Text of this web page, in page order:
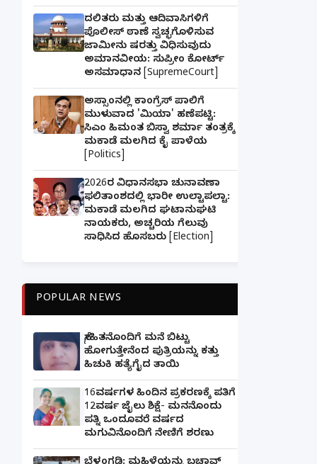
ದಲಿತರು ಮತ್ತು ಆದಿವಾಸಿಗಳಿಗೆ
ಪೊಲೀಸ್ ಠಾಣೆ ಸ್ವಚ್ಛಗೊಳಿಸುವ
ಜಾಮೀನು ಷರತ್ತು ವಿಧಿಸುವುದು
ಅಮಾನವೀಯ: ಸುಪ್ರೀಂ ಕೋರ್ಟ್
ಅಸಮಾಧಾನ [SupremeCourt]
ಅಸ್ಸಾಂನಲ್ಲಿ ಕಾಂಗ್ರೆಸ್ ಪಾಲಿಗೆ
ಮುಳುವಾದ 'ಮಿಯಾ' ಹಣೆಪಟ್ಟಿ:
ಸಿಎಂ ಹಿಮಂತ ಬಿಸ್ವಾ ಶರ್ಮಾ ತಂತ್ರಕ್ಕೆ
ಮಕಾಡೆ ಮಲಗಿದ ಕೈ ಪಾಳೆಯ
[Politics]
2026ರ ವಿಧಾನಸಭಾ ಚುನಾವಣಾ
ಫಲಿತಾಂಶದಲ್ಲಿ ಭಾರೀ ಉಲ್ಟಾಪಲ್ಟಾ:
ಮಕಾಡೆ ಮಲಗಿದ ಘಟಾನುಘಟಿ
ನಾಯಕರು, ಅಚ್ಚರಿಯ ಗೆಲುವು
ಸಾಧಿಸಿದ ಹೊಸಬರು [Election]
POPULAR NEWS
ಸ್ನೇಹಿತನೊಂದಿಗೆ ಮನೆ ಬಿಟ್ಟು
ಹೋಗುತ್ತೇನೆಂದ ಪುತ್ರಿಯನ್ನು ಕತ್ತು
ಹಿಚುಕಿ ಹತ್ಯೆಗೈದ ತಾಯಿ
16ವರ್ಷಗಳ ಹಿಂದಿನ ಪ್ರಕರಣಕ್ಕೆ ಪತಿಗೆ
12ವರ್ಷ ಜೈಲು ಶಿಕ್ಷೆ- ಮನನೊಂದು
ಪತ್ನಿ ಒಂದೂವರೆ ವರ್ಷದ
ಮಗುವಿನೊಂದಿಗೆ ನೇಣಿಗೆ ಶರಣು